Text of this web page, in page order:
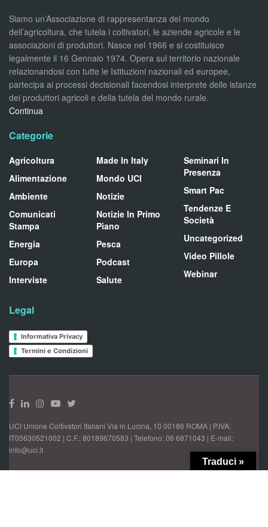
Siamo un’Associazione di rappresentanza del mondo
dell’agricoltura, che tutela i coltivatori, le aziende agricole e le
associazioni di produttori. Nasce nel 1966 e si costituisce
legalmente il 16 Gennaio 1974. Opera sul territorio nazionale
relazionandosi con tutte le Istituzioni nazionali ed europee,
partecipa ai processi decisionali facendosi interprete delle istanze
dei produttori agricoli e della tutela del mondo rurale.
Continua
Categorie
Agricoltura
Alimentazione
Ambiente
Comunicati
Stampa
Energia
Europa
Interviste
Made In Italy
Mondo UCI
Notizie
Notizie In Primo
Piano
Pesca
Podcast
Salute
Seminari In
Presenza
Smart Pac
Tendenze E
Società
Uncategorized
Video Pillole
Webinar
Legal
Informativa Privacy
Termini e Condizioni
UCI Unione Coltivatori Italiani Via in Lucina, 10 00186 ROMA | P.IVA:
IT05630521002 | C.F.: 80189670583 | Telefono: 06 6871043 | E-mail:
info@uci.it
Traduci »